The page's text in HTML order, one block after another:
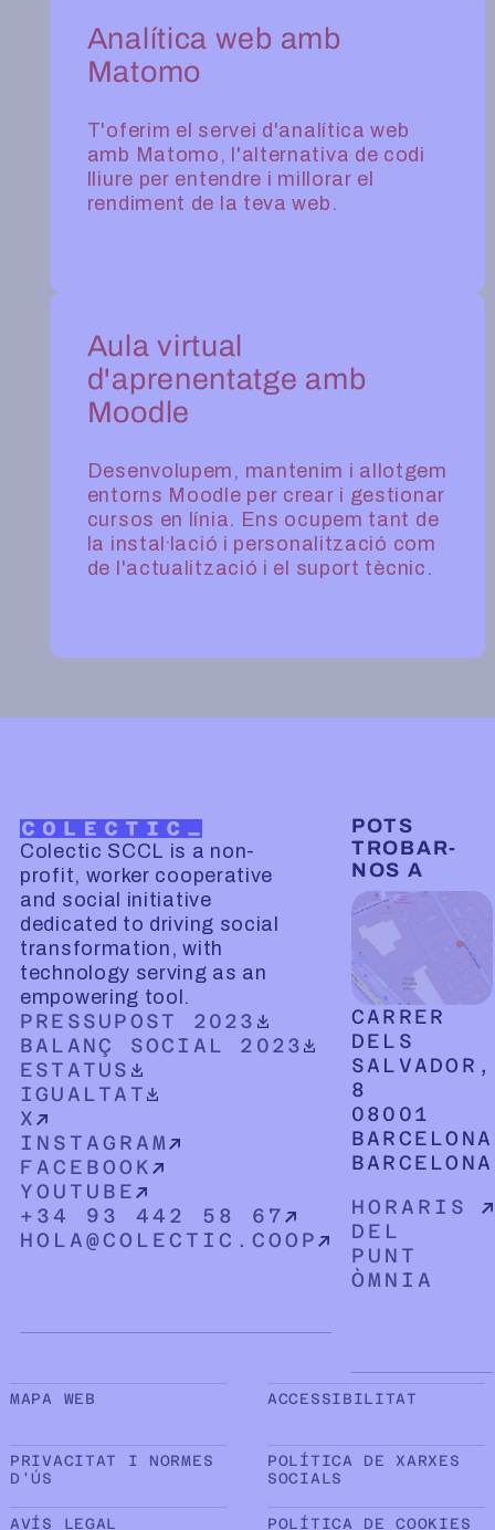
Analítica web amb
Matomo
T'oferim el servei d'analítica web
amb Matomo, l'alternativa de codi
lliure per entendre i millorar el
rendiment de la teva web.
Aula virtual
d'aprenentatge amb
Moodle
Desenvolupem, mantenim i allotgem
entorns Moodle per crear i gestionar
cursos en línia. Ens ocupem tant de
la instal·lació i personalització com
de l'actualització i el suport tècnic.
Colectic SCCL is a non-
profit, worker cooperative
and social initiative
dedicated to driving social
transformation, with
technology serving as an
empowering tool.
PRESSUPOST 2023
DOWNLOADABLE PDF DOCUMENT
BALANÇ SOCIAL 2023
DOWNLOADABLE PDF DOCUMENT
ESTATUS
DOWNLOADABLE PDF DOCUMENT
IGUALTAT
DOWNLOADABLE PDF DOCUMENT
X
INSTAGRAM
FACEBOOK
YOUTUBE
+34 93 442 58 67
HOLA@COLECTIC.COOP
POTS
TROBAR-
NOS A
CARRER
DELS
SALVADOR,
8
08001
BARCELONA
BARCELONA
HORARIS
DEL
PUNT
ÒMNIA
Sub peu de pàgina
MAPA WEB ACCESSIBILITAT
PRIVACITAT I NORMES
D'ÚS
POLÍTICA DE XARXES
SOCIALS
AVÍS LEGAL POLÍTICA DE COOKIES